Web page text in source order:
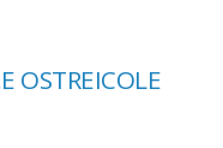
OSTREICOLE